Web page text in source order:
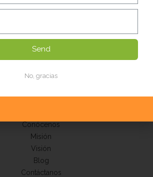
Conócenos
Misión
Visión
Blog
Contáctanos
Send
No, gracias